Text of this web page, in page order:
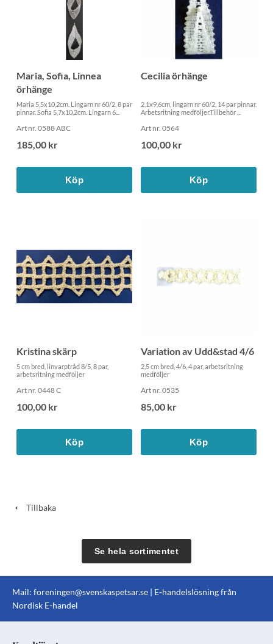
Maria, Sofia, Linnea
örhänge
Maria 5,5x10,2cm. Lingarn nr 60/2, 8 par
pinnar. Sofia 5,7x10,2cm. Lingarn 6...
Art nr. 0588 ABC
185,00 kr
Köp
Cecilia örhänge
2,1x9,6cm, lingarn nr 60/2, 14 par pinnar.
Arbetsritning medföljer.Tillbehör ...
Art nr. 0564
100,00 kr
Köp
Kristina skärp
5 cm bred, linvarptråd 8/5, 8 par,
arbetsritning medföljer
Art nr. 0448 C
100,00 kr
Köp
Variation av Udd&stad 4/6
2,5 cm bred, 4/6, 4 par, arbetsritning
medföljer
Art nr. 0535
85,00 kr
Köp
Tillbaka
Se hela sortimentet
Mail: foreningen@svenskaspetsar.se | E-handelslösning från
Nordisk E-handel